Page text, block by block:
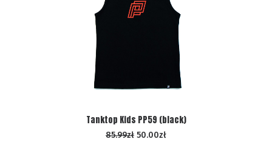
WYBIERZ OPCJE
Tanktop Kids PP59 (black)
85.99zł 50.00zł